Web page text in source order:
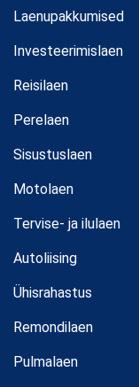
Laenupakkumised
Investeerimislaen
Reisilaen
Perelaen
Sisustuslaen
Motolaen
Tervise- ja ilulaen
Autoliising
Ühisrahastus
Remondilaen
Pulmalaen